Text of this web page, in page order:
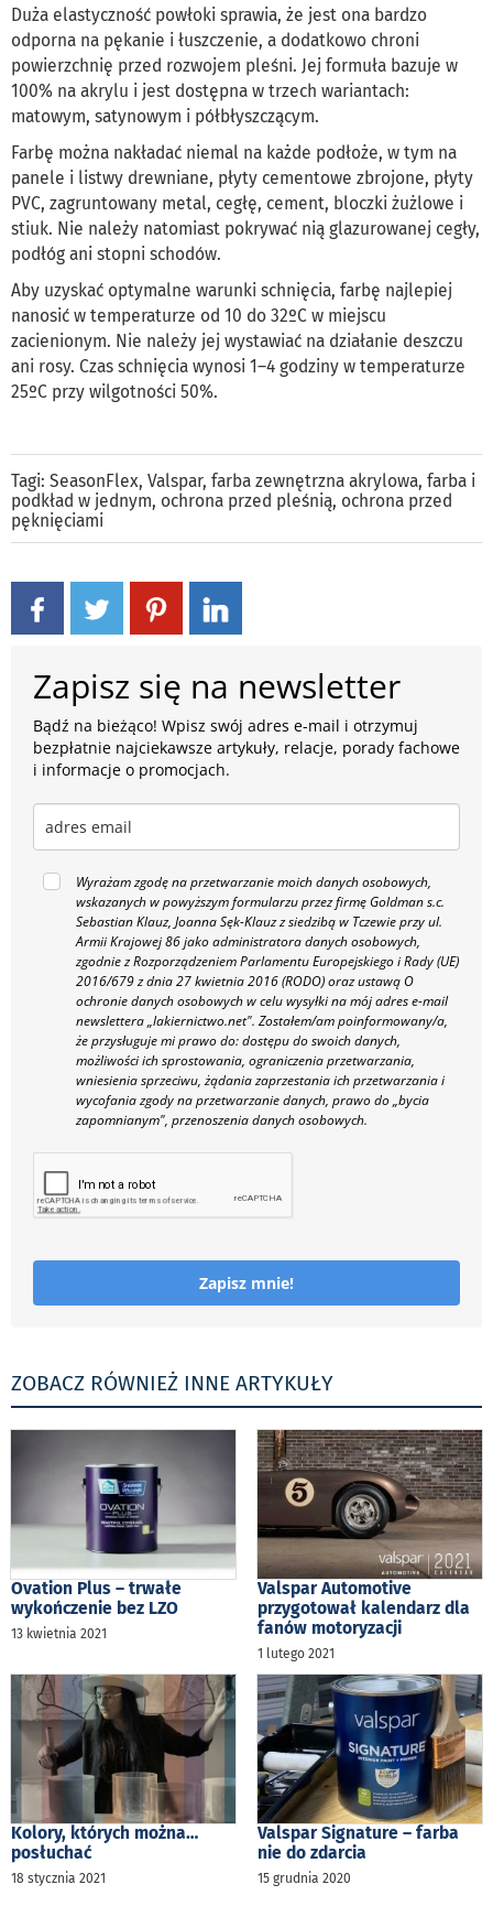
Duża elastyczność powłoki sprawia, że jest ona bardzo
odporna na pękanie i łuszczenie, a dodatkowo chroni
powierzchnię przed rozwojem pleśni. Jej formuła bazuje w
100% na akrylu i jest dostępna w trzech wariantach:
matowym, satynowym i półbłyszczącym.
Farbę można nakładać niemal na każde podłoże, w tym na
panele i listwy drewniane, płyty cementowe zbrojone, płyty
PVC, zagruntowany metal, cegłę, cement, bloczki żużlowe i
stiuk. Nie należy natomiast pokrywać nią glazurowanej cegły,
podłóg ani stopni schodów.
Aby uzyskać optymalne warunki schnięcia, farbę najlepiej
nanosić w temperaturze od 10 do 32ºC w miejscu
zacienionym. Nie należy jej wystawiać na działanie deszczu
ani rosy. Czas schnięcia wynosi 1–4 godziny w temperaturze
25ºC przy wilgotności 50%.
Tagi: SeasonFlex, Valspar, farba zewnętrzna akrylowa, farba i
podkład w jednym, ochrona przed pleśnią, ochrona przed
pęknięciami
Zapisz się na newsletter
Bądź na bieżąco! Wpisz swój adres e-mail i otrzymuj
bezpłatnie najciekawsze artykuły, relacje, porady fachowe
i informacje o promocjach.
Wyrażam zgodę na przetwarzanie moich danych osobowych,
wskazanych w powyższym formularzu przez firmę Goldman s.c.
Sebastian Klauz, Joanna Sęk-Klauz z siedzibą w Tczewie przy ul.
Armii Krajowej 86 jako administratora danych osobowych,
zgodnie z Rozporządzeniem Parlamentu Europejskiego i Rady (UE)
2016/679 z dnia 27 kwietnia 2016 (RODO) oraz ustawą O
ochronie danych osobowych w celu wysyłki na mój adres e-mail
newslettera „lakiernictwo.net". Zostałem/am poinformowany/a,
że przysługuje mi prawo do: dostępu do swoich danych,
możliwości ich sprostowania, ograniczenia przetwarzania,
wniesienia sprzeciwu, żądania zaprzestania ich przetwarzania i
wycofania zgody na przetwarzanie danych, prawo do „bycia
zapomnianym", przenoszenia danych osobowych.
Zapisz mnie!
ZOBACZ RÓWNIEŻ INNE ARTYKUŁY
Ovation Plus – trwałe
wykończenie bez LZO
13 kwietnia 2021
Valspar Automotive
przygotował kalendarz dla
fanów motoryzacji
1 lutego 2021
Kolory, których można…
posłuchać
18 stycznia 2021
Valspar Signature – farba
nie do zdarcia
15 grudnia 2020